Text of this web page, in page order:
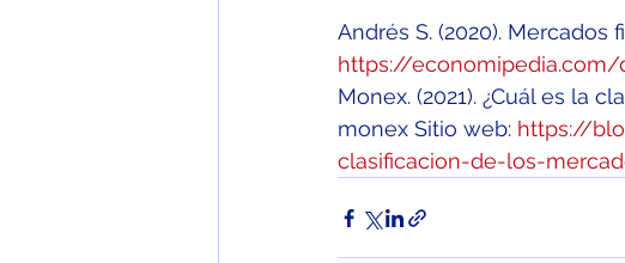
Andrés S. (2020).
https://
Monex. (2021). ¿Cuál es la
monex Sitio web: https://
clasificacion-de-los-